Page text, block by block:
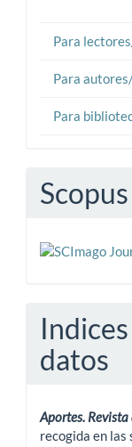
Para
Para
Para
Scopus
datos
Aportes.
recogida en las